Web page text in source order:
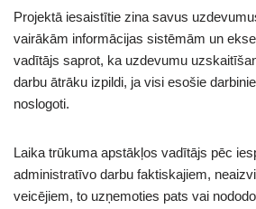
Projektā iesaistītie zina savus
vairākām informācijas sistēmām un
vadītājs saprot, ka uzdevumu
darbu ātrāku izpildi, ja visi esošie
noslogoti.
Laika trūkuma apstākļos vadītājs pēc
administratīvo darbu faktiskajiem,
veicējiem, to uzņemoties pats vai